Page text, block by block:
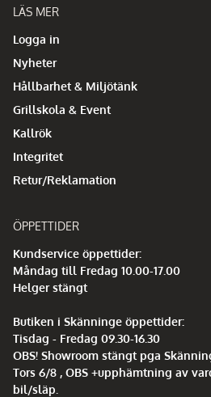
LÄS MER
Logga in
Nyheter
Hållbarhet & Miljötänk
Grillskola & Event
Kallrök
Integritet
Retur/Reklamation
ÖPPETTIDER
Kundservice öppettider:
Måndag till Fredag 10.00-17.00
Helger stängt
Butiken i Skänninge öppettider:
Tisdag - Fredag 09.30-16.30
OBS! Showroom stängt pga
Tors 6/8 , OBS +upphämtning av
bil/släp.